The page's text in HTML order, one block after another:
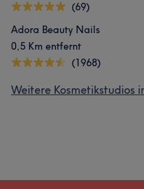
(69)
Adora Beauty Nails
0,5 Km entfernt
(1968)
Weitere Kosmetikstudios